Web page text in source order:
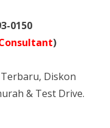
0150
)
Diskon
& Test Drive.